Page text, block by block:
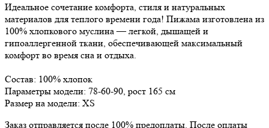
Идеальное сочетание комфорта, стиля и натуральных
материалов для теплого времени года! Пижама изготовлена из
100% хлопкового муслина — легкой, дышащей и
гипоаллергенной ткани, обеспечивающей максимальный
комфорт во время сна и отдыха.
Состав: 100% хлопок
Параметры модели: 78-60-90, рост 165 см
Размер на модели: XS
Заказ отправляется после 100% предоплаты. После оплаты